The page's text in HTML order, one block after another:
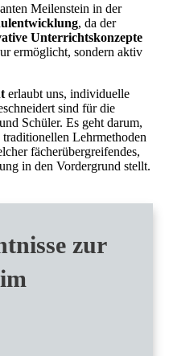
Meilenstein in der
, da der
Unterrichtskonzepte
ermöglicht, sondern aktiv
erlaubt uns, individuelle
sind für die
Schüler. Es geht darum,
Lehrmethoden
fächerübergreifendes,
in den Vordergrund stellt.
zur